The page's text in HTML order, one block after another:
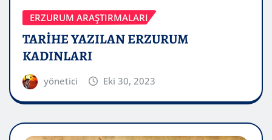
ERZURUM ARAŞTIRMALARI
TARİHE YAZILAN ERZURUM
KADINLARI
yönetici Eki 30, 2023